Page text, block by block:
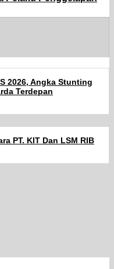
2026, Angka Stunting
Terdepan
PT. KIT Dan LSM RIB